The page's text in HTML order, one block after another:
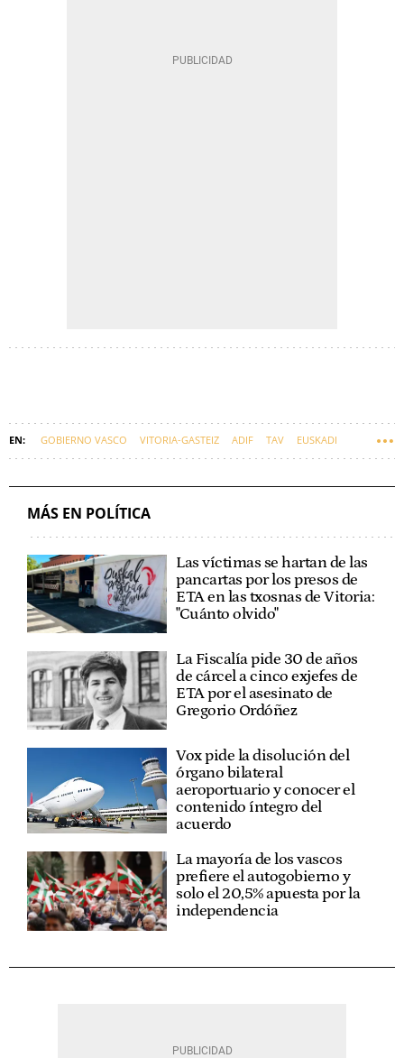
GOBIERNO VASCO VITORIA-GASTEIZ ADIF TAV EUSKADI
MÁS EN POLÍTICA
Las víctimas se hartan de las
pancartas por los presos de
ETA en las txosnas de Vitoria:
"Cuánto olvido"
La Fiscalía pide 30 de años
de cárcel a cinco exjefes de
ETA por el asesinato de
Gregorio Ordóñez
Vox pide la disolución del
órgano bilateral
aeroportuario y conocer el
contenido íntegro del
acuerdo
La mayoría de los vascos
prefiere el autogobierno y
solo el 20,5% apuesta por la
independencia